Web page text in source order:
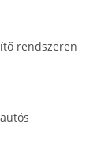
rendszeren